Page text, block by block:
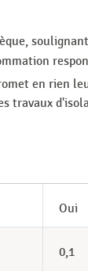
en
travaux
Oui
0,1